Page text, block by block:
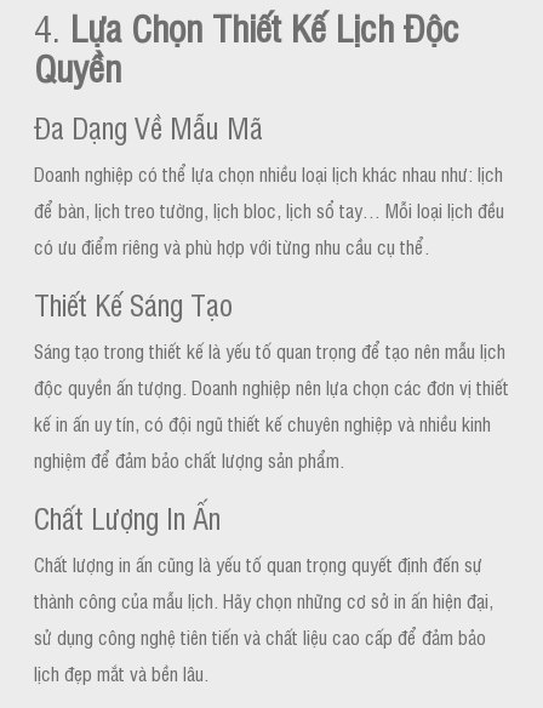
4. Lựa Chọn Thiết Kế Lịch Độc
Quyền
Đa Dạng Về Mẫu Mã
Doanh nghiệp có thể lựa chọn nhiều loại lịch khác nhau như: lịch
để bàn, lịch treo tường, lịch bloc, lịch sổ tay… Mỗi loại lịch đều
có ưu điểm riêng và phù hợp với từng nhu cầu cụ thể.
Thiết Kế Sáng Tạo
Sáng tạo trong thiết kế là yếu tố quan trọng để tạo nên mẫu lịch
độc quyền ấn tượng. Doanh nghiệp nên lựa chọn các đơn vị thiết
kế in ấn uy tín, có đội ngũ thiết kế chuyên nghiệp và nhiều kinh
nghiệm để đảm bảo chất lượng sản phẩm.
Chất Lượng In Ấn
Chất lượng in ấn cũng là yếu tố quan trọng quyết định đến sự
thành công của mẫu lịch. Hãy chọn những cơ sở in ấn hiện đại,
sử dụng công nghệ tiên tiến và chất liệu cao cấp để đảm bảo
lịch đẹp mắt và bền lâu.